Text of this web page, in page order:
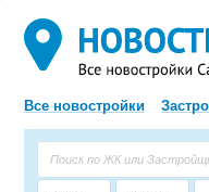
Все новостройки